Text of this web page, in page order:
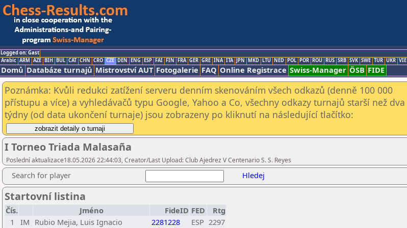
Logged on: Gast
Arabic ARM AZE BIH BUL CAT CHN CRO CZE DEN ENG ESP FAI FIN FRA GER GRE INA ITA JPN MKD LTU NED POL POR ROU RUS SRB SVK SWE TUR UKR VIE
Domů Databáze turnajů Mistrovství AUT Fotogalerie FAQ Online Registrace Swiss-Manager ÖSB FIDE
Poznámka: Kvůli redukci zatížení serveru denním skenováním všech odkazů (denně 100 000
přístupu a více) a vyhledávačů typu Google, Yahoo a Co, všechny odkazy turnajů starší než dva
týdny (od data ukončení turnaje) jsou zobrazeny po kliknutí na následující tlačítko:
I Torneo Triada Malasaña
Poslední aktualizace18.05.2026 22:44:03, Creator/Last Upload: Club Ajedrez V Centenario S. S. Reyes
Search for player Hledej
Startovní listina
Čís. Jméno FideID FED
Rtg
1
IM Rubio Mejia, Luis Ignacio 2281228 ESP 2297